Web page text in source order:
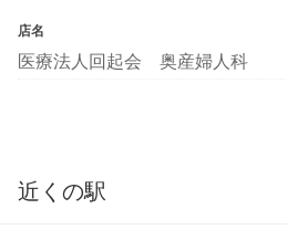
店名
医療法人回起会 奥産婦人科
近くの駅